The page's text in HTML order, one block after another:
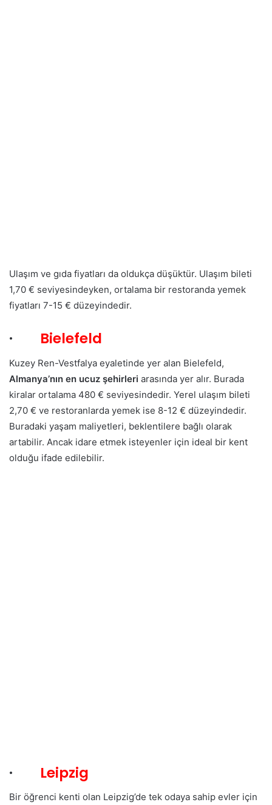
Ulaşım ve gıda fiyatları da oldukça düşüktür. Ulaşım bileti
1,70 € seviyesindeyken, ortalama bir restoranda yemek
fiyatları 7-15 € düzeyindedir.
· Bielefeld
Kuzey Ren-Vestfalya eyaletinde yer alan Bielefeld,
Almanya’nın en ucuz şehirleri arasında yer alır. Burada
kiralar ortalama 480 € seviyesindedir. Yerel ulaşım bileti
2,70 € ve restoranlarda yemek ise 8-12 € düzeyindedir.
Buradaki yaşam maliyetleri, beklentilere bağlı olarak
artabilir. Ancak idare etmek isteyenler için ideal bir kent
olduğu ifade edilebilir.
· Leipzig
Bir öğrenci kenti olan Leipzig’de tek odaya sahip evler için